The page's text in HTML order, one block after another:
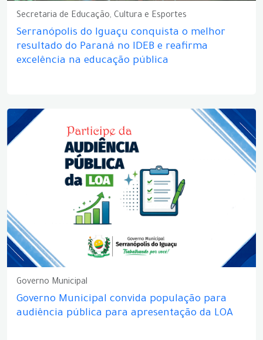
Secretaria de Educação, Cultura e Esportes
Serranópolis do Iguaçu conquista o melhor
resultado do Paraná no IDEB e reafirma
excelência na educação pública
Governo Municipal
Governo Municipal convida população para
audiência pública para apresentação da LOA